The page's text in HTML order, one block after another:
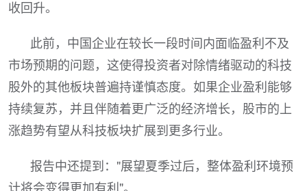
收回升。
此前，中国企业在较长一段时间内面临盈利不及
市场预期的问题，这使得投资者对除情绪驱动的科技
股外的其他板块普遍持谨慎态度。如果企业盈利能够
持续复苏，并且伴随着更广泛的经济增长，股市的上
涨趋势有望从科技板块扩展到更多行业。
报告中还提到："展望夏季过后，整体盈利环境预
计将会变得更加有利"。